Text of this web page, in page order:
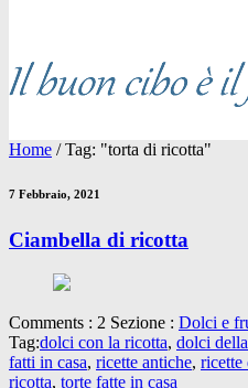
Home /Tag: "torta di ricotta"
7 Febbraio, 2021
Ciambella di ricotta
Comments : 2 Sezione : Dolci e
Tag:dolci con la ricotta, dolci
fatti in casa, ricette antiche, ricette
ricotta, torte fatte in casa